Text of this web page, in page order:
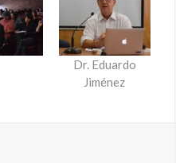
Dr. Eduardo
Jiménez